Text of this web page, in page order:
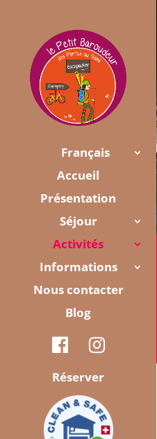
Français
Accueil
Présentation
Séjour
Activités
Informations
Nous contacter
Blog
Réserver